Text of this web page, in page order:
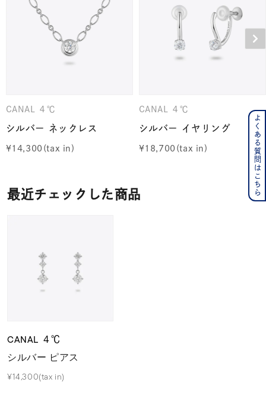
CANAL ４℃
シルバー ネックレス
¥14,300
CANAL ４℃
シルバー イヤリング
¥18,700
最近チェックした商品
CANAL ４℃
シルバー ピアス
¥14,300(tax in)
よくある質問はこちら